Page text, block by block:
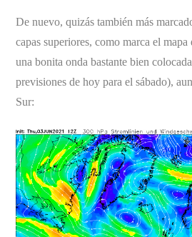
De nuevo, quizás también más
capas superiores, como marca el
una bonita onda bastante bien
previsiones de hoy para el sábado),
Sur: